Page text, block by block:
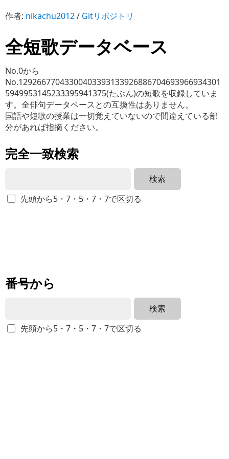
作者: nikachu2012/ Gitリポジトリ
全短歌データベース
No.0から
No.12926677043300403393133926886704693966934301
5949953145233395941375(たぶん)の短歌を収録していま
す。全俳句データベースとの互換性はありません。
国語や短歌の授業は一切覚えていないので間違えている部
分があれば指摘ください。
完全一致検索
検索
先頭から5・7・5・7・7で区切る
番号から
検索
先頭から5・7・5・7・7で区切る